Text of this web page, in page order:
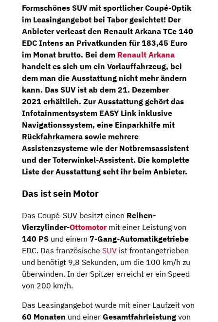
Formschönes SUV mit sportlicher Coupé-Optik
im Leasingangebot bei Taborgesichtet! Der
Anbieter verleast den Renault Arkana TCe 140
EDC Intens an Privatkunden für183,45 Euro
im Monat brutto. Bei dem Renault Arkana
handelt es sich um ein Vorlauffahrzeug, bei
dem man die Ausstattung nicht mehr ändern
kann. Das SUV ist ab dem 21. Dezember
2021 erhältlich. Zur Ausstattung gehört das
Infotainmentsystem EASY Link inklusive
Navigationssystem, eine Einparkhilfe mit
Rückfahrkamera sowie mehrere
Assistenzsysteme wie der Notbremsassistent
und derToterwinkel-Assistent. Die komplette
Liste der Ausstattung seht ihr beim Anbieter.
Das ist sein Motor
Das Coupé-SUV besitzt einen Reihen-
Vierzylinder-Ottomotormit einer Leistung von
140 PS und einem 7-Gang-Automatikgetriebe
EDC. Das französische SUV ist frontangetrieben
und benötigt 9,8 Sekunden, um die 100 km/h zu
überwinden. In der Spitzer erreicht er ein Speed
von 200 km/h.
Das Leasingangebot wurde mit einer Laufzeit von
60 Monaten und einer Gesamtfahrleistung von